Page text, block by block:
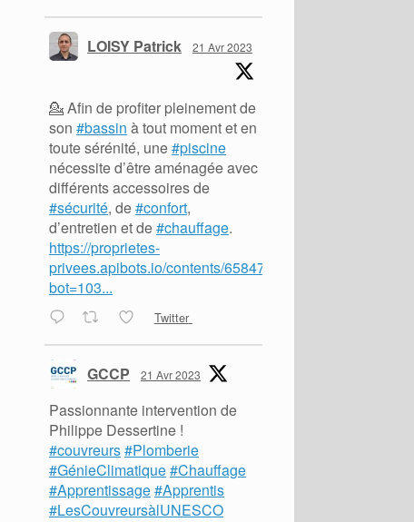
LOISY Patrick 21 Avr 2023
💁 Afin de profiter pleinement de
son#bassin à tout moment et en
toute sérénité, une#piscine
nécessite d’être aménagée avec
différents accessoires de
#sécurité, de#confort,
d’entretien et de#chauffage.
https://proprietes-
privees.apibots.io/contents/65847?
bot=103...
Twitter
GCCP 21 Avr 2023
Passionnante intervention de
Philippe Dessertine !
#couvreurs#Plomberie
#GénieClimatique#Chauffage
#Apprentissage#Apprentis
#LesCouvreursàlUNESCO